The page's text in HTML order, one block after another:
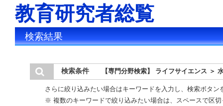
教育研究者総覧
検索結果
検索条件 【専門分野検索】 ライフサイエンス ＞
さらに絞り込みたい場合はキーワードを入力し、検索ボタ
※ 複数のキーワードで絞り込みたい場合は、スペースで区